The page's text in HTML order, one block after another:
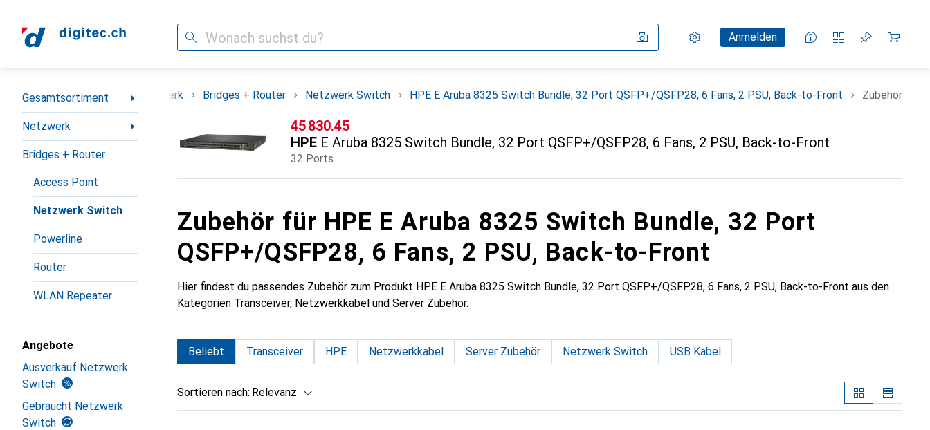
Suche Einstellungen
KundenkontoAnmelden
Vergleichslisten
Merklisten
Warenkorb
Navigation nach Kategorien
Gesamtsortiment
Netzwerk
Bridges + Router
Access Point
Netzwerk Switch
Powerline
Router
WLAN Repeater
Angebote
Ausverkauf Netzwerk
Switch
Gebraucht Netzwerk
Switch
Gesamtsortiment Netzwerk Bridges + Router Netzwerk Switch HPE E Aruba 8325 Switch Bundle, 32 Port QSFP+/QSFP28, 6 Fans, 2 PSU, Back-to-Front Zubehör
CHF
45 830.45
HPE E Aruba 8325 Switch Bundle, 32 Port QSFP+/QSFP28, 6 Fans, 2 PSU, Back-to-Front
32 Ports
Zubehör für HPE E Aruba 8325 Switch Bundle, 32 Port
QSFP+/QSFP28, 6 Fans, 2 PSU, Back-to-Front
Hier findest du passendes Zubehör zum Produkt HPE E Aruba 8325 Switch Bundle, 32 Port QSFP+/QSFP28, 6 Fans, 2 PSU, Back-to-Front aus den
Kategorien Transceiver, Netzwerkkabel und Server Zubehör.
Beliebt Transceiver HPE Netzwerkkabel Server Zubehör Netzwerk Switch USB Kabel
Sortieren nach: Relevanz